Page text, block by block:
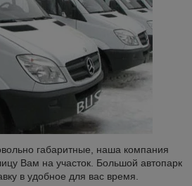
габаритные, наша компания
Вам на участок. Большой автопарк
в удобное для вас время.